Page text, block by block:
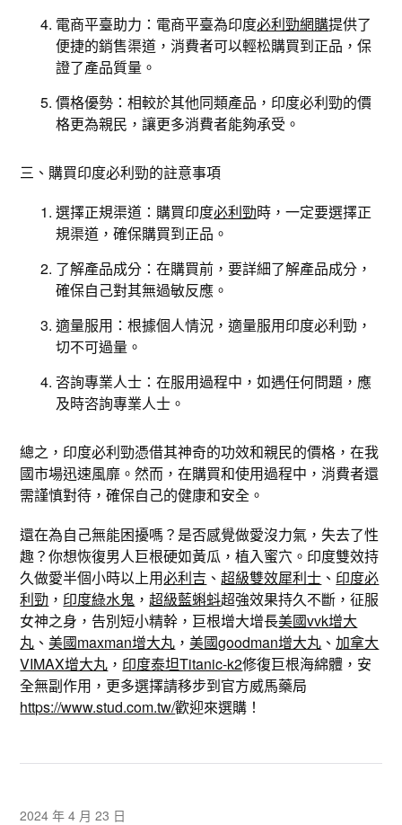
電商平臺助力：電商平臺為印度必利勁網購提供了
便捷的銷售渠道，消費者可以輕松購買到正品，保
證了產品質量。
價格優勢：相較於其他同類產品，印度必利勁的價
格更為親民，讓更多消費者能夠承受。
三、購買印度必利勁的註意事項
選擇正規渠道：購買印度必利勁時，一定要選擇正
規渠道，確保購買到正品。
了解產品成分：在購買前，要詳細了解產品成分，
確保自己對其無過敏反應。
適量服用：根據個人情況，適量服用印度必利勁，
切不可過量。
咨詢專業人士：在服用過程中，如遇任何問題，應
及時咨詢專業人士。
總之，印度必利勁憑借其神奇的功效和親民的價格，在我
國市場迅速風靡。然而，在購買和使用過程中，消費者還
需謹慎對待，確保自己的健康和安全。
還在為自己無能困擾嗎？是否感覺做愛沒力氣，失去了性
趣？你想恢復男人巨根硬如黃瓜，植入蜜穴。印度雙效持
久做愛半個小時以上用必利吉 、超級雙效犀利士 、 印度必
利勁 ， 印度綠水鬼 ，超級藍蝌蚪超強效果持久不斷，征服
女神之身，告別短小精幹，巨根增大增長美國vvk增大
丸 、美國maxman增大丸 ，美國goodman增大丸 、加拿大
VIMAX增大丸 ， 印度泰坦Titanic-k2修復巨根海綿體，安
全無副作用，更多選擇請移步到官方威馬藥局
https://www.stud.com.tw/歡迎來選購！
2024 年 4 月 23 日